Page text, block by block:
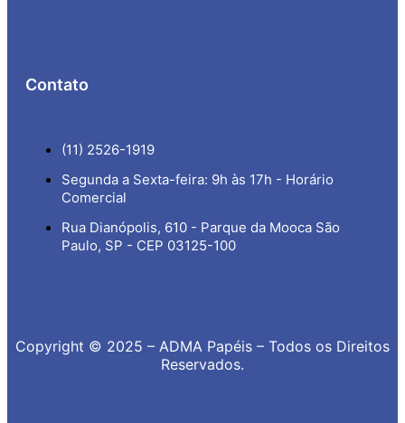
Contato
(11) 2526-1919
Segunda a Sexta-feira: 9h às 17h - Horário
Comercial
Rua Dianópolis, 610 - Parque da Mooca São
Paulo, SP - CEP 03125-100
Copyright © 2025 – ADMA Papéis – Todos os Direitos
Reservados.